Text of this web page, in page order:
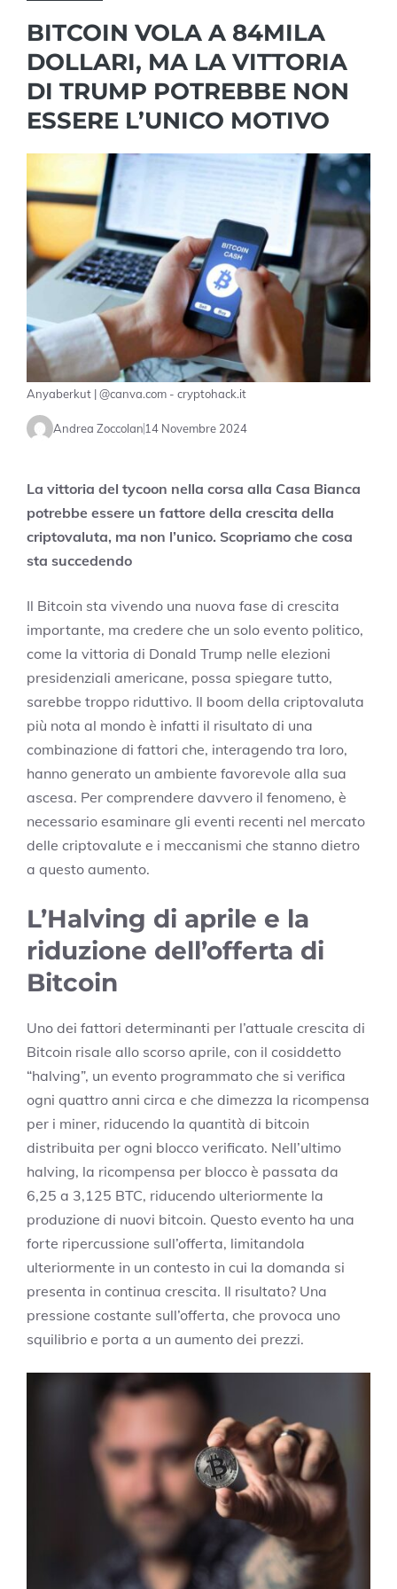
BITCOIN VOLA A 84MILA
DOLLARI, MA LA VITTORIA
DI TRUMP POTREBBE NON
ESSERE L’UNICO MOTIVO
Anyaberkut | @canva.com - cryptohack.it
Andrea Zoccolan 14 Novembre 2024
La vittoria del tycoon nella corsa alla Casa Bianca
potrebbe essere un fattore della crescita della
criptovaluta, ma non l’unico. Scopriamo che cosa
sta succedendo
Il Bitcoin sta vivendo una nuova fase di crescita
importante, ma credere che un solo evento politico,
come la vittoria di Donald Trump nelle elezioni
presidenziali americane, possa spiegare tutto,
sarebbe troppo riduttivo. Il boom della criptovaluta
più nota al mondo è infatti il risultato di una
combinazione di fattori che, interagendo tra loro,
hanno generato un ambiente favorevole alla sua
ascesa. Per comprendere davvero il fenomeno, è
necessario esaminare gli eventi recenti nel mercato
delle criptovalute e i meccanismi che stanno dietro
a questo aumento.
L’Halving di aprile e la
riduzione dell’offerta di
Bitcoin
Uno dei fattori determinanti per l’attuale crescita di
Bitcoin risale allo scorso aprile, con il cosiddetto
“halving”, un evento programmato che si verifica
ogni quattro anni circa e che dimezza la ricompensa
per i miner, riducendo la quantità di bitcoin
distribuita per ogni blocco verificato. Nell’ultimo
halving, la ricompensa per blocco è passata da
6,25 a 3,125 BTC, riducendo ulteriormente la
produzione di nuovi bitcoin. Questo evento ha una
forte ripercussione sull’offerta, limitandola
ulteriormente in un contesto in cui la domanda si
presenta in continua crescita. Il risultato? Una
pressione costante sull’offerta, che provoca uno
squilibrio e porta a un aumento dei prezzi.